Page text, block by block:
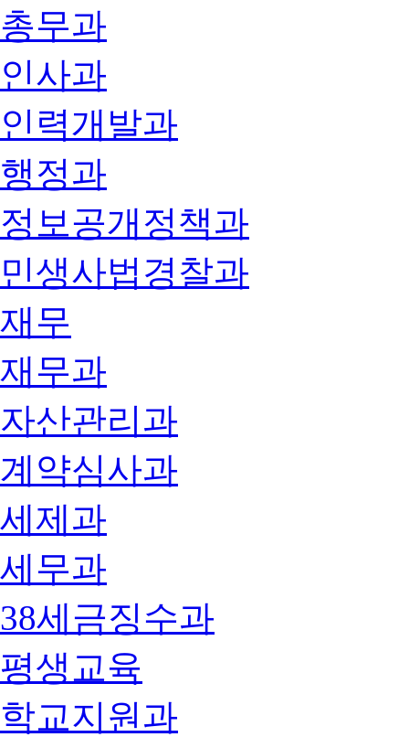
총무과
인사과
인력개발과
행정과
정보공개정책과
민생사법경찰과
재무
재무과
자산관리과
계약심사과
세제과
세무과
38세금징수과
평생교육
학교지원과